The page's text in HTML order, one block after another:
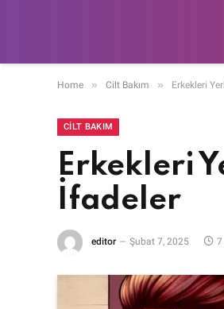
Home » Cilt Bakım » Erkekleri
CILT BAKIM
Erkekleri
İfadeler
editor Şubat 7, 2025 7